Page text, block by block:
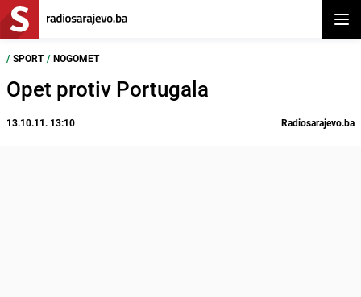
/ SPORT / NOGOMET
Opet protiv Portugala
13.10.11. 13:10 Radiosarajevo.ba